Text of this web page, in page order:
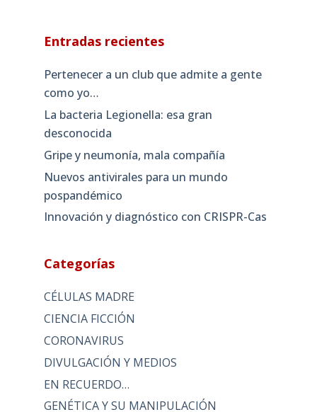
Entradas recientes
Pertenecer a un club que admite a gente
como yo…
La bacteria Legionella: esa gran
desconocida
Gripe y neumonía, mala compañía
Nuevos antivirales para un mundo
pospandémico
Innovación y diagnóstico con CRISPR-Cas
Categorías
CÉLULAS MADRE
CIENCIA FICCIÓN
CORONAVIRUS
DIVULGACIÓN Y MEDIOS
EN RECUERDO…
GENÉTICA Y SU MANIPULACIÓN